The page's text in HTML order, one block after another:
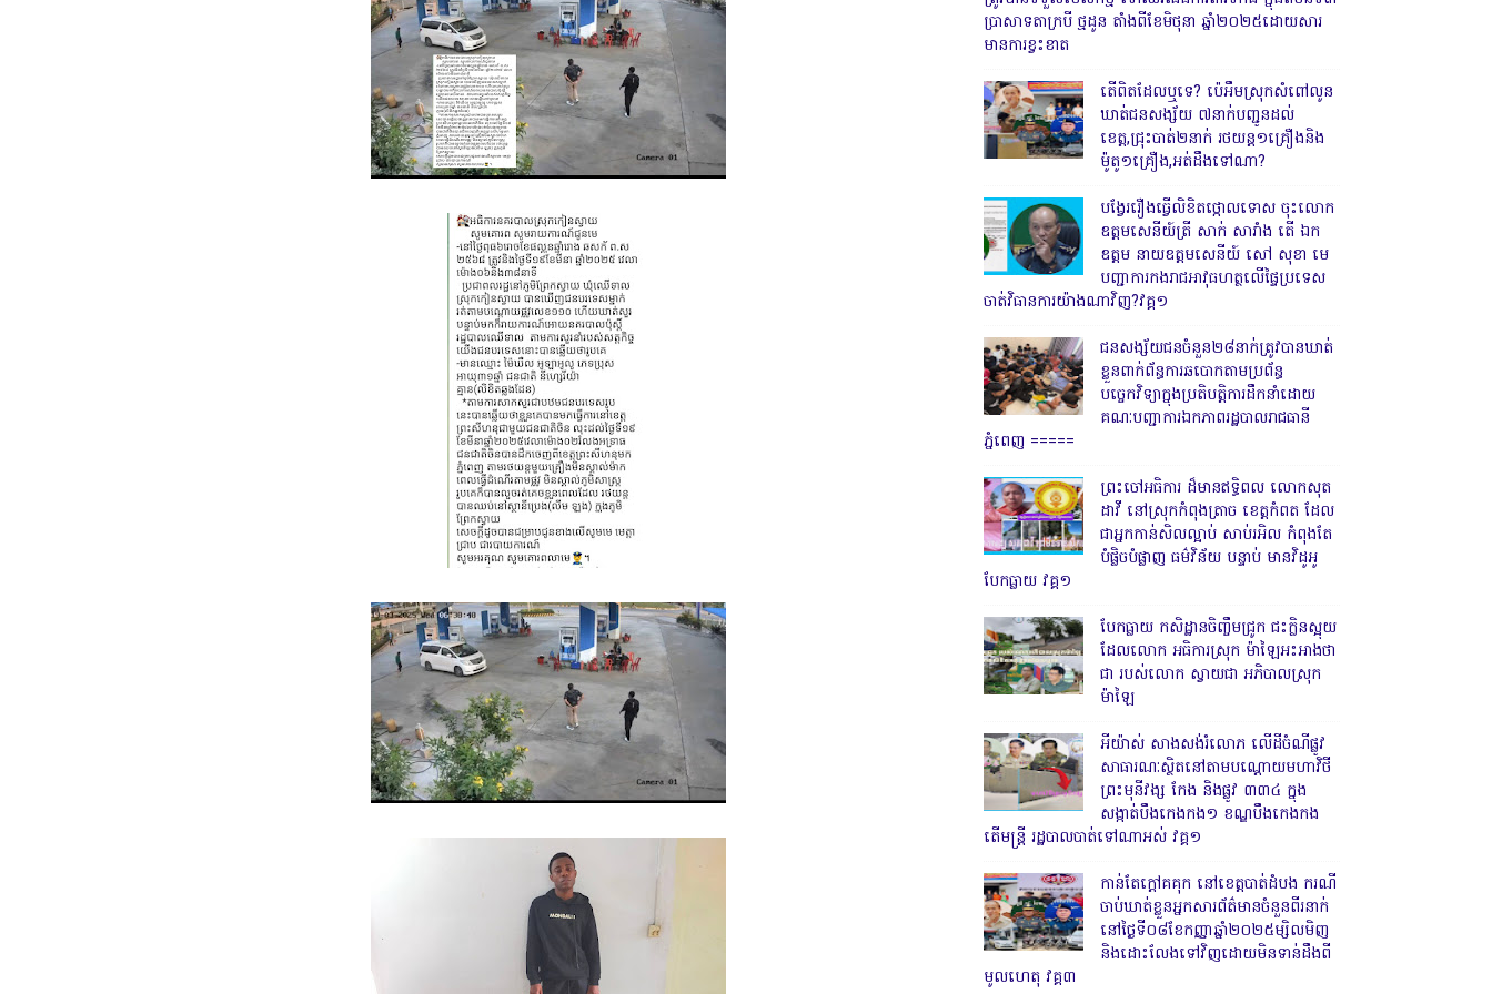
ប្រាសាទតាក្របី ថ្មដូន តាំងពីខែមិថុនា ឆ្នាំ២០២៥ដោយសារ
មានការខ្វះខាត
តើពិតដែលឬទេ? ប៉េអឹមស្រុកសំពៅលូន
ឃាត់ជនសង្ស័យ ៧នាក់បញ្ជូនដល់
ខេត្ត,ជ្រុះបាត់២នាក់ រថយន្ត១គ្រឿងនិង
ម៉ូតូ១គ្រឿង,អត់ដឹងទៅណា?
បង្វែររឿងធ្វើលិខិតថ្កោលទោស ចុះលោក
ឧត្តមសេនីយ៍ត្រី សាក់ សារាំង តើ ឯក
ឧត្តម នាយឧត្តមសេនីយ៍ សៅ សុខា មេ
បញ្ជាការកងរាជអាវុធហត្ថលើផ្ទៃប្រទេស
ចាត់វិធានការយ៉ាងណាវិញ?វគ្គ១
ជនសង្ស័យជនចំនួន២៨នាក់ត្រូវបានឃាត់
ខ្លួនពាក់ព័ន្ធការឆបោកតាមប្រព័ន្ធ
បច្ចេកវិទ្យាក្នុងប្រតិបត្តិការដឹកនាំដោយ
គណៈបញ្ជាការឯកភាពរដ្ឋបាលរាជធានី
ភ្នំពេញ ‎=====
ព្រះចៅអធិការ ដ៏មានឥទ្ធិពល លោកសុត
ដាវី នៅស្រុកកំពុងត្រាច ខេត្តកំពត ដែល
ជាអ្នកកាន់សិលល្អាប់ សាប់រអិល កំពុងតែ
បំផ្លិចបំផ្លាញ ធម៌វិន័យ បន្ទាប់ មានវិដូអូ
បែកធ្លាយ វគ្គ១
បែកធ្លាយ កសិដ្ឋានចិញ្ចឹមជ្រូក ជះក្លិនស្អុយ
ដែលលោក អធិការស្រុក ម៉ាឡៃអះអាងថា
ជា របស់លោក ស្វាយជា អភិបាលស្រុក
ម៉ាឡៃ
អីយ៉ាស់ សាងសង់រំលោភ លើដីចំណីផ្លូវ
សាធារណៈស្ថិតនៅតាមបណ្ដោយមហាវិថី
ព្រះមុនីវង្ស កែង និងផ្លូវ ៣៣៤ ក្នុង
សង្កាត់បឹងកេងកង១ ខណ្ឌបឹងកេងកង
តើមន្ត្រី រដ្ឋបាលបាត់ទៅណាអស់ វគ្គ១
កាន់តែក្តៅគគុក នៅខេត្តបាត់ដំបង ករណី
ចាប់ឃាត់ខ្លួនអ្នកសារព័ត៌មានចំនួនពីរនាក់
នៅថ្ងៃទី០៨ខែកញ្ញាឆ្នាំ២០២៥ម្សិលមិញ
និងដោះលែងទៅវិញដោយមិនទាន់ដឹងពី
មូលហេតុ វគ្គ៣